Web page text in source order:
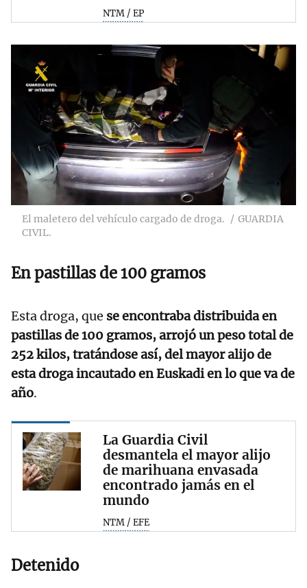
NTM / EP
El maletero del vehículo cargado de droga.
GUARDIA
CIVIL.
En pastillas de 100 gramos
Esta droga, que se encontraba distribuida en
pastillas de 100 gramos, arrojó un peso total de
252 kilos, tratándose así, del mayor alijo de
esta droga incautado en Euskadi en lo que va de
año.
La Guardia Civil
desmantela el mayor alijo
de marihuana envasada
encontrado jamás en el
mundo
NTM / EFE
Detenido